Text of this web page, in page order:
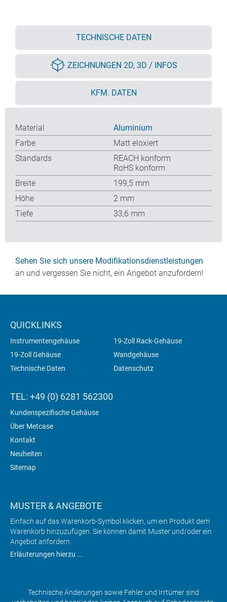
TECHNISCHE DATEN
ZEICHNUNGEN 2D, 3D / INFOS
KFM. DATEN
Material
Aluminium
Farbe
Matt eloxiert
Standards
REACH konform
RoHS konform
Breite
199,5 mm
Höhe
2 mm
Tiefe
33,6 mm
Sehen Sie sich unsere Modifikationsdienstleistungen
an und vergessen Sie nicht, ein Angebot anzufordern!
QUICKLINKS
Instrumentengehäuse
19-Zoll Rack-Gehäuse
19-Zoll Gehäuse
Wandgehäuse
Technische Daten
Datenschutz
TEL: +49 (0) 6281 562300
Kundenspezifische Gehäuse
Über Metcase
Kontakt
Neuheiten
Sitemap
MUSTER & ANGEBOTE
Einfach auf das Warenkorb-Symbol klicken, um ein Produkt dem
Warenkorb hinzuzufügen. Sie können damit Muster und/oder ein
Angebot anfordern.
Erläuterungen hierzu ...
Technische Änderungen sowie Fehler und Irrtümer sind